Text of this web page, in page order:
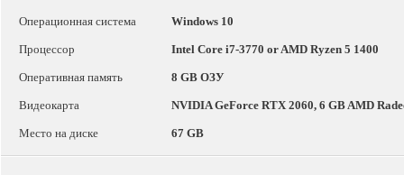
Операционная система
Windows 10
Процессор Intel Core i7-3770 or AMD Ryzen 5 1400
Оперативная память 8 GB ОЗУ
Видеокарта NVIDIA GeForce RTX 2060, 6 GB AMD
Место на диске 67 GB